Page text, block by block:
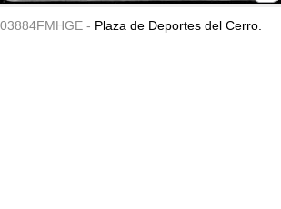
03884FMHGE - Plaza de Deportes del Cerro.